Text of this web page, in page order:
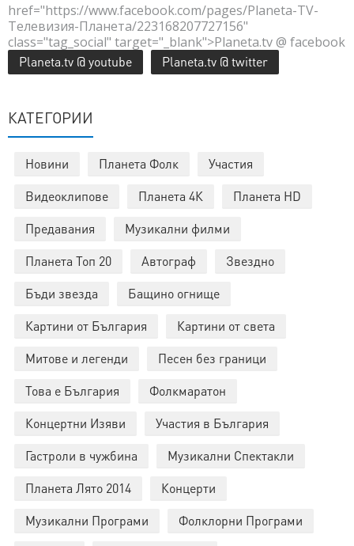
href="https://www.facebook.com/pages/Planeta-TV-
Телевизия-Планета/223168207727156"
class="tag_social" target="_blank">Planeta.tv @ facebook
Planeta.tv @ youtube Planeta.tv @ twitter
КАТЕГОРИИ
Новини Планета Фолк
Участия
Видеоклипове
Планета 4К
Планета HD
Предавания
Музикални филми
Планета Топ 20
Автограф
Звездно
Бъди звезда
Бащино огнище
Картини от България
Картини от света
Митове и легенди
Песен без граници
Това е България
Фолкмаратон
Концертни Изяви
Участия в България
Гастроли в чужбина
Музикални Спектакли
Планета Лято 2014
Концерти
Музикални Програми
Фолклорни Програми